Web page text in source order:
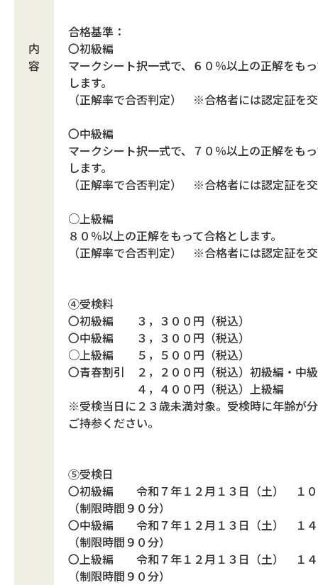
内
容
合格基準：
〇初級編
マークシート択一式で、６０％以上の正解をも
します。
（正解率で合否判定） ※合格者には認定証を
〇中級編
マークシート択一式で、７０％以上の正解をも
します。
（正解率で合否判定） ※合格者には認定証を
○上級編
８０％以上の正解をもって合格とします。
（正解率で合否判定） ※合格者には認定証を
④受検料
〇初級編 ３，３００円（税込）
〇中級編 ３，３００円（税込）
○上級編 ５，５００円（税込）
〇青春割引 ２，２００円（税込）初級編・中
４，４００円（税込）上級編
※受検当日に２３歳未満対象。受検時に年齢が
ご持参ください。
⑤受検日
〇初級編 令和７年１２月１３日（土） １０
（制限時間９０分）
〇中級編 令和７年１２月１３日（土） １４
（制限時間９０分）
〇上級編 令和７年１２月１３日（土） １４
（制限時間９０分）